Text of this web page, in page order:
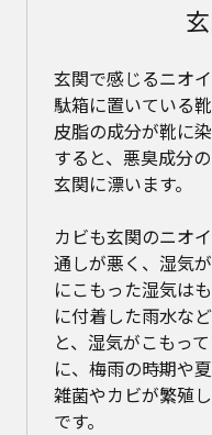
玄関で感じるニオ
駄箱に置いている
皮脂の成分が靴に
すると、悪臭成分
玄関に漂います。
カビも玄関のニオ
通しが悪く、湿気
にこもった湿気は
に付着した雨水な
と、湿気がこもっ
に、梅雨の時期や
雑菌やカビが繁殖
です。